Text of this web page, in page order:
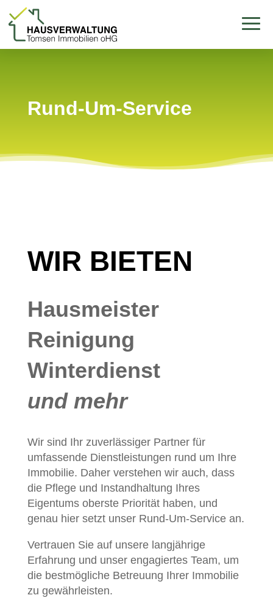
Rund-Um-Service
WIR BIETEN
Hausmeister
Reinigung
Winterdienst
und mehr
Wir sind Ihr zuverlässiger Partner für
umfassende Dienstleistungen rund um Ihre
Immobilie. Daher verstehen wir auch, dass
die Pflege und Instandhaltung Ihres
Eigentums oberste Priorität haben, und
genau hier setzt unser Rund-Um-Service an.
Vertrauen Sie auf unsere langjährige
Erfahrung und unser engagiertes Team, um
die bestmögliche Betreuung Ihrer Immobilie
zu gewährleisten.